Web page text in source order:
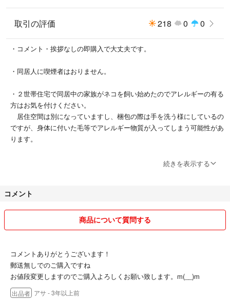
取引の評価 218 0 0
・コメント・挨拶なしの即購入で大丈夫です。
・同居人に喫煙者はおりません。
・２世帯住宅で同居中の家族がネコを飼い始めたのでアレルギーの有る
方はお気を付けください。
居住空間は別になっていますし、梱包の際は手を洗う様にしているの
ですが、身体に付いた毛等でアレルギー物質が入ってしまう可能性があ
ります。
・気になる点がある際にはコメントいただければ幸いです。
#アサ'sショップ布生地まとめ売り
ジャンル別にタグ付けしてあります。
【お値引きについて】
・何品かまとめてのご購入や包装を外して良い等あれば送料分等でお値
引き出来るかと思いますので、
続きを表示する
コメント
商品について質問する
コメントありがとうございます！
郵送無しでのご購入ですね
お値段変更しますのでご購入よろしくお願い致します。m(__)m
出品者 アサ- 3年以上前